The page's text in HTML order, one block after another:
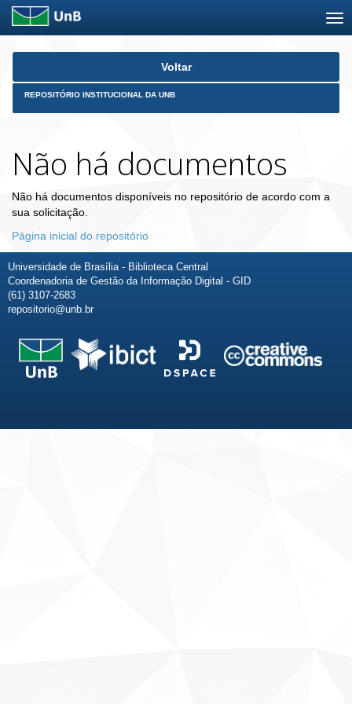
Skip
Voltar
REPOSITÓRIO INSTITUCIONAL DA UNB
Não há documentos
Não há documentos disponíveis no repositório de acordo com a
sua solicitação.
Página inicial do repositório
Universidade de Brasília - Biblioteca Central
Coordenadoria de Gestão da Informação Digital - GID
(61) 3107-2683
repositorio@unb.br